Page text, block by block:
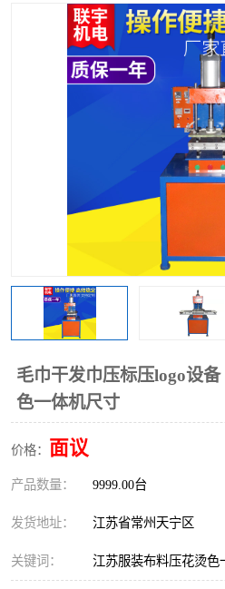
毛巾干发巾压标压logo设
色一体机尺寸
价格： 面议
产品数量： 9999.00台
发货地址： 江苏省常州天宁区
关键词： 江苏服装布料压花烫色
高频压花压标机
泡壳包装封口机